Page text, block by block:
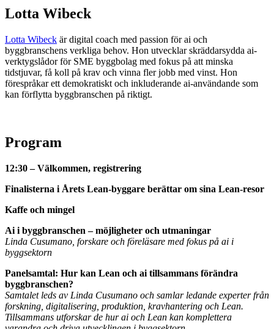
Lotta Wibeck
Lotta Wibeck är digital coach med passion för ai och
byggbranschens verkliga behov. Hon utvecklar skräddarsydda ai-
verktygslådor för SME byggbolag med fokus på att minska
tidstjuvar, få koll på krav och vinna fler jobb med vinst. Hon
förespråkar ett demokratiskt och inkluderande ai-användande som
kan förflytta byggbranschen på riktigt.
Program
12:30 – Välkommen, registrering
Finalisterna i Årets Lean-byggare berättar om sina Lean-resor
Kaffe och mingel
Ai i byggbranschen – möjligheter och utmaningar
Linda Cusumano, forskare och föreläsare med fokus på ai i
byggsektorn
Panelsamtal: Hur kan Lean och ai tillsammans förändra
byggbranschen?
Samtalet leds av Linda Cusumano och samlar ledande experter från
forskning, digitalisering, produktion, kravhantering och Lean.
Tillsammans utforskar de hur ai och Lean kan komplettera